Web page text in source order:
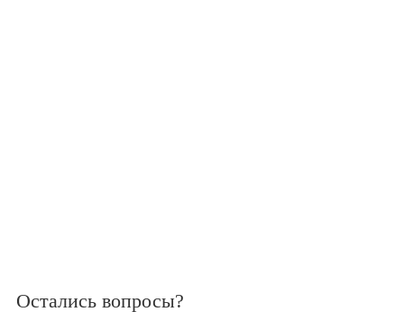
Остались вопросы?